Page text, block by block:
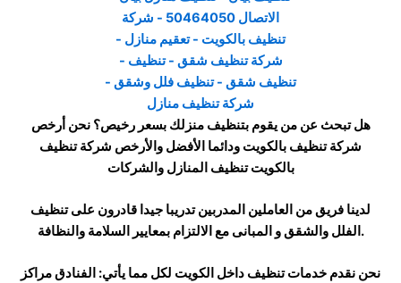
هل تبحث عن من يقوم بتنظيف منزلك بسعر رخيص؟ نحن أرخص
شركة تنظيف بالكويت ودائما الأفضل والأرخص شركة تنظيف
بالكويت تنظيف المنازل والشركات
لدينا فريق من العاملين المدربين تدريبا جيدا قادرون على تنظيف
الفلل والشقق و المبانى مع الالتزام بمعايير السلامة والنظافة.
نحن نقدم خدمات تنظيف داخل الكويت لكل مما يأتي: الفنادق مراكز